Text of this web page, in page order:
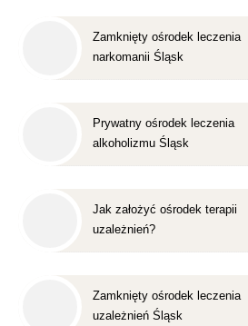
Zamknięty ośrodek leczenia
narkomanii Śląsk
Prywatny ośrodek leczenia
alkoholizmu Śląsk
Jak założyć ośrodek terapii
uzależnień?
Zamknięty ośrodek leczenia
uzależnień Śląsk